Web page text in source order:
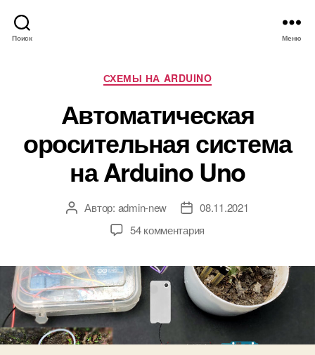
Поиск Меню
Р
у
б
р
и
к
и
СХЕМЫ НА ARDUINO
Автоматическая
оросительная система
на Arduino Uno
А
р
з
а
п
и
с
Автор: admin-new
Д
т
з
а
п
и
08.11.2021
54 комментария
п
и
с
и